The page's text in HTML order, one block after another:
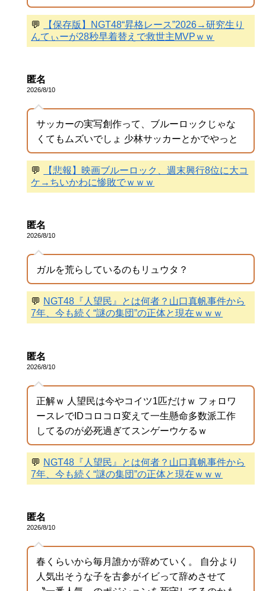
💬
【保存版】NGT48“昇格レース”2026→研究生り
んてぃーが28秒早着替えで救世主MVPｗｗ
匿名
2026/8/10
サッカーの実写創作って、ブルーロックじゃな
くてもムズいでしょ 少林サッカーとかでやっと
💬
【悲報】映画ブルーロック、週末興行8位に大コ
ケ→ちいかわに惨敗でｗｗｗ
匿名
2026/8/10
ガルを荒らしているのもリュウタ？
💬 NGT48『人望民』とは何者？山口真帆事件から
7年、今も続く“謎の集団”の正体と現在ｗｗｗ
匿名
2026/8/10
正解ｗ 人望民は今やコイツ1匹だけｗ フォロワ
ースレでIDコロコロ変えて一生懸命多数派工作
してるのが必死過ぎてスンゲーウケるｗ
💬 NGT48『人望民』とは何者？山口真帆事件から
7年、今も続く“謎の集団”の正体と現在ｗｗｗ
匿名
2026/8/10
春くらいから毎月誰かが辞めていく。 自分より
人気出そうな子を古参がイビって辞めさせて